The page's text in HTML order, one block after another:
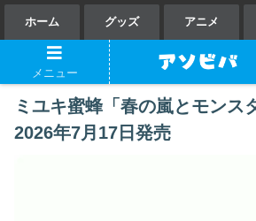
ホーム グッズ アニメ
ミユキ蜜蜂「春の嵐とモンス
2026年7月17日発売
メニュー